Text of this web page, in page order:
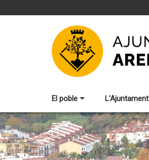
El poble L'Ajuntament